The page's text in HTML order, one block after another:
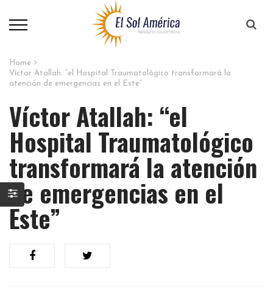
Home
Víctor Atallah: “el Hospital Traumatológico transformará la
atención de emergencias en el Este”
Víctor Atallah: “el
Hospital Traumatológico
transformará la atención
de emergencias en el
Este”